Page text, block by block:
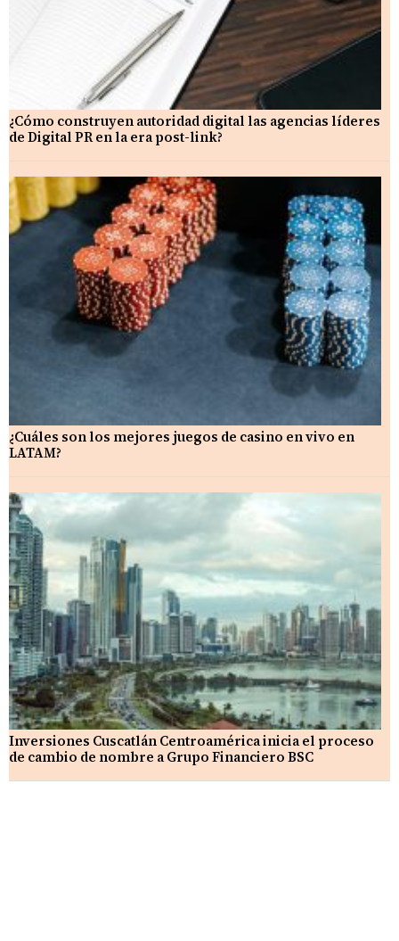
¿Cómo construyen autoridad digital las agencias líderes
de Digital PR en la era post-link?
¿Cuáles son los mejores juegos de casino en vivo en
LATAM?
Inversiones Cuscatlán Centroamérica inicia el proceso
de cambio de nombre a Grupo Financiero BSC